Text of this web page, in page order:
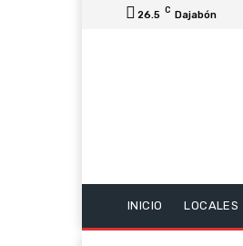
26.5 C Dajabón
INICIO LOCALES